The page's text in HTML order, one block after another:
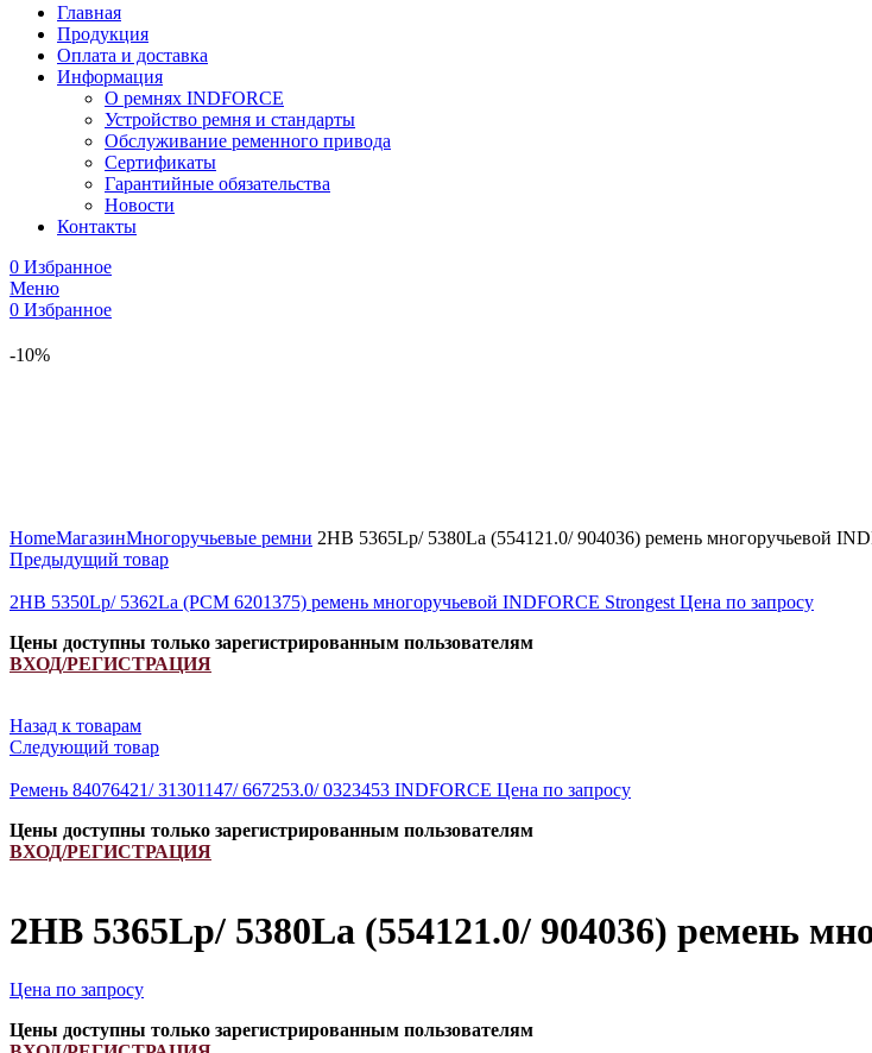
Главная
Продукция
Оплата и доставка
Информация
О ремнях INDFORCE
Устройство ремня и стандарты
Обслуживание ременного привода
Сертификаты
Гарантийные обязательства
Новости
Контакты
0 Избранное
Меню
0 Избранное
-10%
HomeМагазинМногоручьевые ремни 2HB 5365Lp/ 5380La (554121.0/ 904036) ремень многоручьевой
Предыдущий товар
2HB 5350Lp/ 5362La (PCM 6201375) ремень многоручьевой INDFORCE Strongest Цена по запросу
Цены доступны только зарегистрированным пользователям
ВХОД/РЕГИСТРАЦИЯ
Назад к товарам
Следующий товар
Ремень 84076421/ 31301147/ 667253.0/ 0323453 INDFORCE Цена по запросу
Цены доступны только зарегистрированным пользователям
ВХОД/РЕГИСТРАЦИЯ
2HB 5365Lp/ 5380La (554121.0/ 904036) ремень
Цена по запросу
Цены доступны только зарегистрированным пользователям